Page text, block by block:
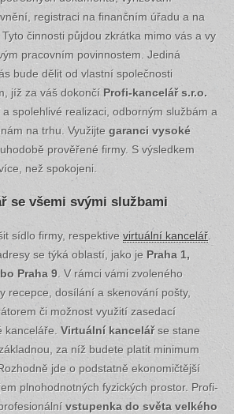
registraci na finančním úřadu a na
činnosti půjdou zkrátka mimo vás a vy
pracovním povinnostem. Jediná
bude dělit od vlastní společnosti
jíž za váš dokončí Profi-kancelář s.r.o.
spolehlivé realizaci, odborným službám a
na trhu. Využijte garanci vysoké
prověřené firmy. S výsledkem
než spokojeni.
se všemi svými službami
sídlo firmy, respektive virtuální kancelář.
se týká oblastí, jako je Praha 1,
Praha 9. V rámci vámi zvoleného
recepce, dosílání a skenování pošty,
či možnost využití zasedací
kanceláře. Virtuální kancelářse stane
za níž budete platit minimum
jde o podstatně ekonomičtější
plnohodnotných fyzických prostor. Profi-
vstupenka do světa velkého